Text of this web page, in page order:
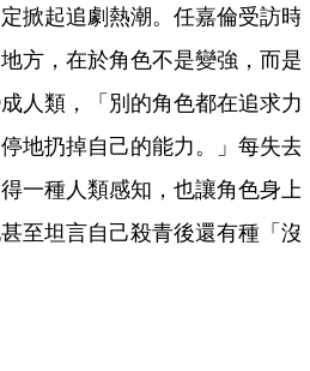
掀起追劇熱潮。任嘉倫受訪時
方，在於角色不是變強，而是
人類，「別的角色都在追求力
地扔掉自己的能力。」每失去
一種人類感知，也讓角色身上
至坦言自己殺青後還有種「沒